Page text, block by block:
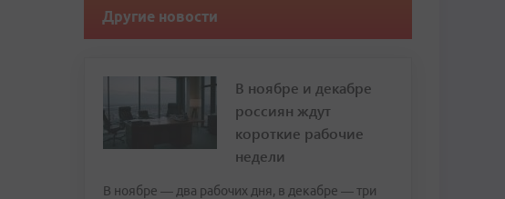
Другие новости
В ноябре и декабре
россиян ждут
короткие рабочие
недели
В ноябре — два рабочих дня, в декабре — три